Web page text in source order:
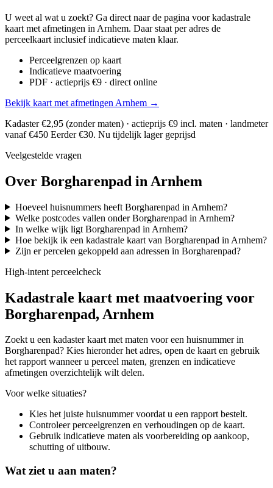
U weet al wat u zoekt? Ga direct naar de pagina voor kadastrale
kaart met afmetingen in Arnhem. Daar staat per adres de
perceelkaart inclusief indicatieve maten klaar.
Perceelgrenzen op kaart
Indicatieve maatvoering
PDF · actieprijs €9 · direct online
Bekijk kaart met afmetingen Arnhem →
Kadaster €2,95 (zonder maten) · actieprijs €9 incl. maten · landmeter
vanaf €450 Eerder €30. Nu tijdelijk lager geprijsd
Veelgestelde vragen
Over Borgharenpad in Arnhem
Hoeveel huisnummers heeft Borgharenpad in Arnhem?
Welke postcodes vallen onder Borgharenpad in Arnhem?
In welke wijk ligt Borgharenpad in Arnhem?
Hoe bekijk ik een kadastrale kaart van Borgharenpad in Arnhem?
Zijn er percelen gekoppeld aan adressen in Borgharenpad?
High-intent perceelcheck
Kadastrale kaart met maatvoering voor
Borgharenpad, Arnhem
Zoekt u een kadaster kaart met maten voor een huisnummer in
Borgharenpad? Kies hieronder het adres, open de kaart en gebruik
het rapport wanneer u perceel maten, grenzen en indicatieve
afmetingen overzichtelijk wilt delen.
Voor welke situaties?
Kies het juiste huisnummer voordat u een rapport bestelt.
Controleer perceelgrenzen en verhoudingen op de kaart.
Gebruik indicatieve maten als voorbereiding op aankoop,
schutting of uitbouw.
Wat ziet u aan maten?